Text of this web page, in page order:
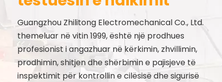
Guangzhou Zhilitong Electromechanical Co., Ltd.
themeluar në vitin 1999, është një prodhues
profesionist i angazhuar në kërkimin, zhvillimin,
prodhimin, shitjen dhe shërbimin e pajisjeve të
inspektimit për kontrollin e cilësisë dhe sigurisë